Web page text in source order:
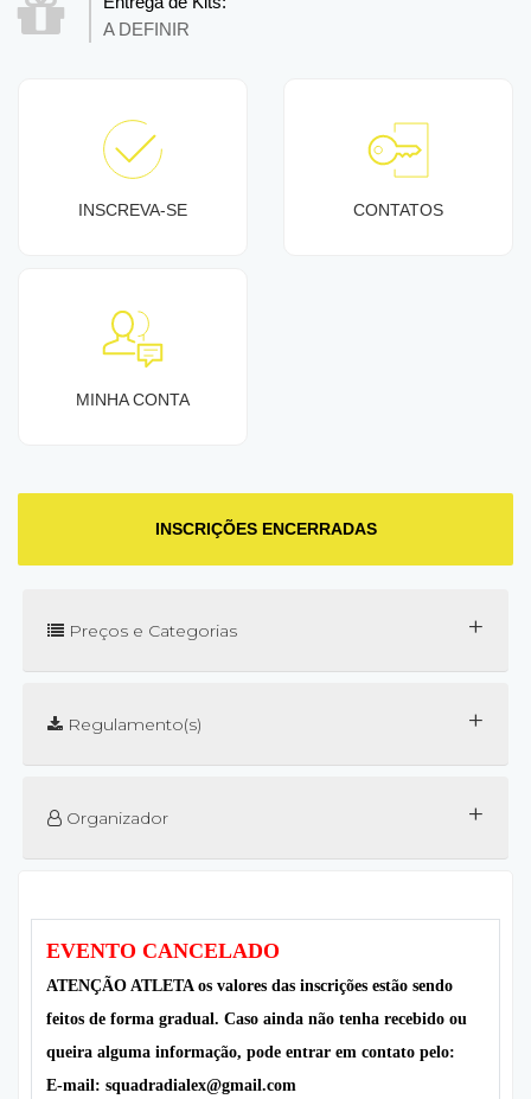
A DEFINIR
INSCREVA-SE CONTATOS
MINHA CONTA
INSCRIÇÕES ENCERRADAS
Preços e Categorias +
Regulamento(s) +
Organizador +
EVENTO CANCELADO
ATENÇÃO ATLETA os valores das inscrições estão sendo
feitos de forma gradual. Caso ainda não tenha recebido ou
queira alguma informação, pode entrar em contato pelo:
E-mail: squadradialex@gmail.com